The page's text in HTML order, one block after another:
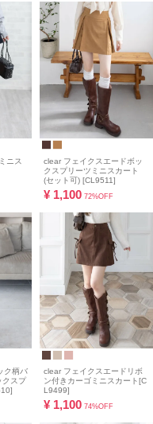
ニス
clear フェイクスエードボッ
クスプリーツミニスカート
(セット可) [CL9511]
¥ 1,100 72%OFF
ク柄バ
クスプ
clear フェイクスエードリボ
ン付きカーゴミニスカート[C
L9499]
¥ 1,100 74%OFF